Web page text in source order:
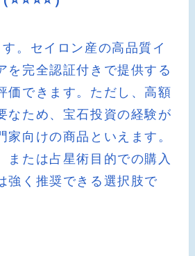
。セイロン産の高品質イ
を完全認証付きで提供する
価できます。ただし、高額
なため、宝石投資の経験が
家向けの商品といえます。
または占星術目的での購入
強く推奨できる選択肢で